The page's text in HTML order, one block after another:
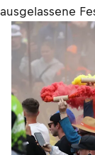
ausgelassene